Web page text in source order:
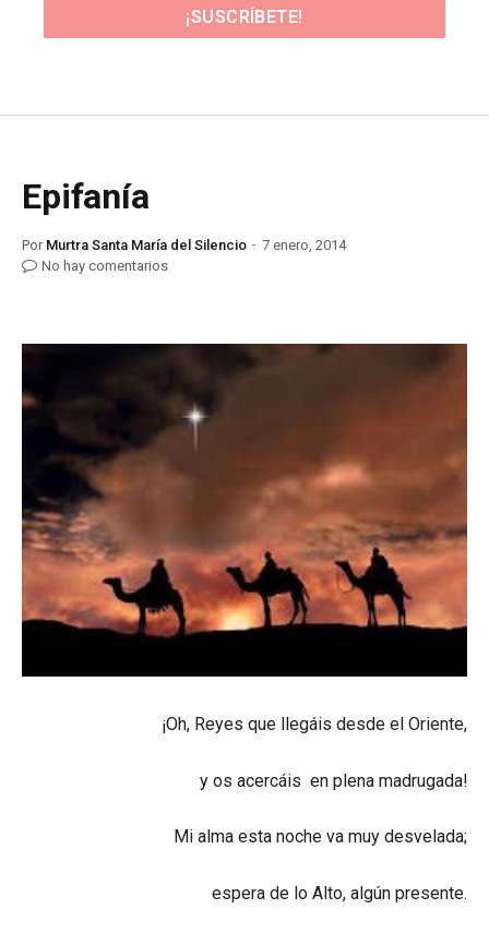
Epifanía
Por Murtra Santa María del Silencio
7 enero, 2014
No hay comentarios
¡Oh, Reyes que llegáis desde el Oriente,
y os acercáis en plena madrugada!
Mi alma esta noche va muy desvelada;
espera de lo Alto, algún presente.